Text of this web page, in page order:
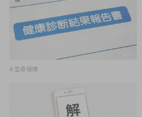
#生命保険